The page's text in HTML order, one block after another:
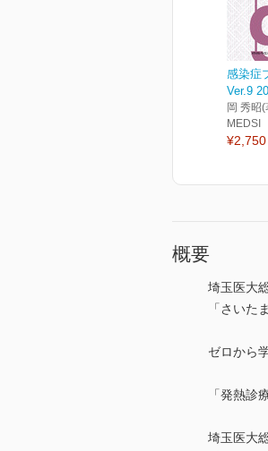
感染症
Ver.9
岡 秀昭(
MEDSI
¥2,750
概要
埼玉医大
「さいた
ゼロから
「発熱診
埼玉医大